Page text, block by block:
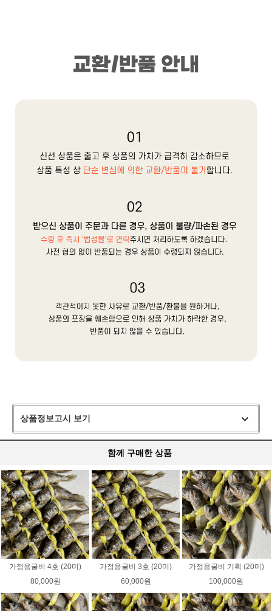
상품정보고시 보기
함께 구매한 상품
가정용굴비 4호 (20미)
80,000원
가정용굴비 3호 (20미)
60,000원
가정용굴비 기획 (20미)
100,000원